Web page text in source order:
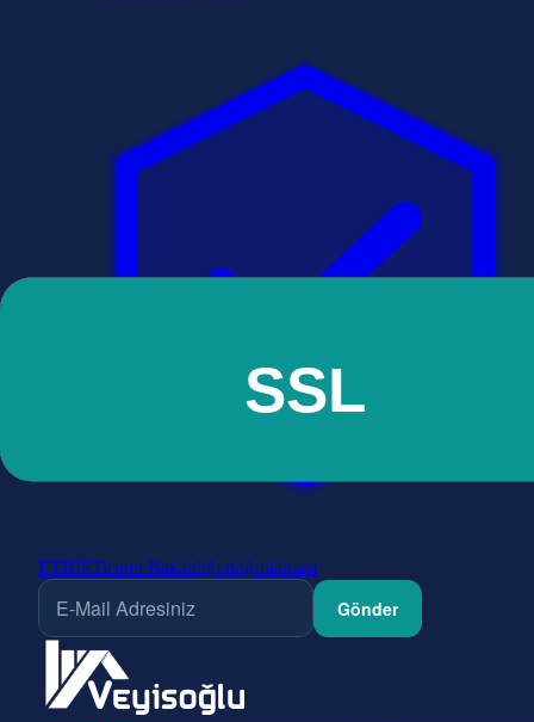
ETBİSTicaret Bakanlığı doğrulaması
Gönder